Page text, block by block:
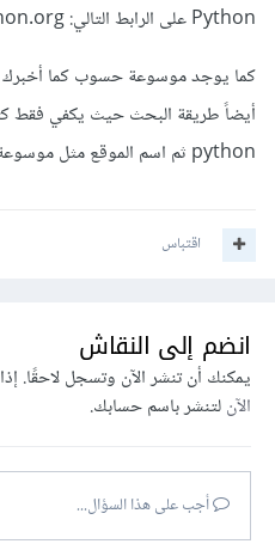
Python على الرابط التالي: https://docs.python.org
كما يوجد موسوعة حسوب كما
أيضاً طريقة البحث حيث يكفي فقط
python ثم اسم الموقع مثل موسوعة حسوب أو ما تريده
اقتباس
انضم إلى النقاش
يمكنك أن تنشر الآن وتسجل لاحقًا.
الآنلتنشر باسم حسابك.
أجب على هذا السؤال...